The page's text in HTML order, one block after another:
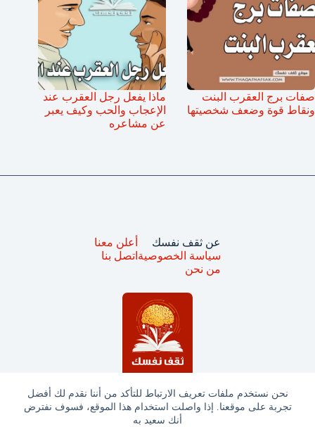
نحن نستخدم ملفات تعريف الارتباط للتأكد من أننا نقدم لك أفضل
تجربة على موقعنا. إذا واصلت استخدام هذا الموقع، فسوف نفترض
أنك سعيد به
صفات برج العقرب البنت
ونقاط قوة وضعف شخصيتها
ماذا يفعل رجل العقرب عند
الإعجاب والحب وكيف يعبر
عن مشاعره
جميع الحقوق محفوظة © ثقف نفسك 2025
عن ثقف نفسك
سياسة الخصوصية
من نحن
أعلن معنا
اتصل بنا